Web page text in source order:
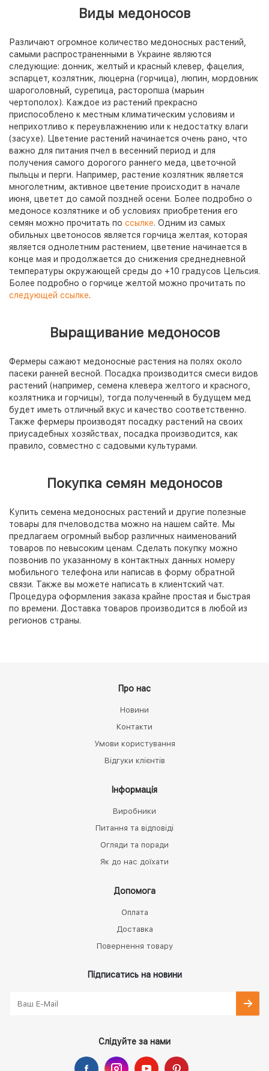
Виды медоносов
Различают огромное количество медоносных растений,
самыми распространенными в Украине являются
следующие: донник, желтый и красный клевер, фацелия,
эспарцет, козлятник, люцерна (горчица), люпин, мордовник
шароголовный, сурепица, расторопша (марьин
чертополох). Каждое из растений прекрасно
приспособлено к местным климатическим условиям и
неприхотливо к переувлажнению или к недостатку влаги
(засухе). Цветение растений начинается очень рано, что
важно для питания пчел в весенний период и для
получения самого дорогого раннего меда, цветочной
пыльцы и перги. Например, растение козлятник является
многолетним, активное цветение происходит в начале
июня, цветет до самой поздней осени. Более подробно о
медоносе козлятнике и об условиях приобретения его
семян можно прочитать по ссылке. Одним из самых
обильных цветоносов является горчица желтая, которая
является однолетним растением, цветение начинается в
конце мая и продолжается до снижения среднедневной
температуры окружающей среды до +10 градусов Цельсия.
Более подробно о горчице желтой можно прочитать по
следующей ссылке.
Выращивание медоносов
Фермеры сажают медоносные растения на полях около
пасеки ранней весной. Посадка производится смеси видов
растений (например, семена клевера желтого и красного,
козлятника и горчицы), тогда полученный в будущем мед
будет иметь отличный вкус и качество соответственно.
Также фермеры производят посадку растений на своих
приусадебных хозяйствах, посадка производится, как
правило, совместно с садовыми культурами.
Покупка семян медоносов
Купить семена медоносных растений и другие полезные
товары для пчеловодства можно на нашем сайте. Мы
предлагаем огромный выбор различных наименований
товаров по невысоким ценам. Сделать покупку можно
позвонив по указанному в контактных данных номеру
мобильного телефона или написав в форму обратной
связи. Также вы можете написать в клиентский чат.
Процедура оформления заказа крайне простая и быстрая
по времени. Доставка товаров производится в любой из
регионов страны.
Про нас
Новини
Контакти
Умови користування
Відгуки клієнтів
Інформація
Виробники
Питання та відповіді
Огляди та поради
Як до нас доїхати
Допомога
Оплата
Доставка
Повернення товару
Підписатись на новини
Слідуйте за нами